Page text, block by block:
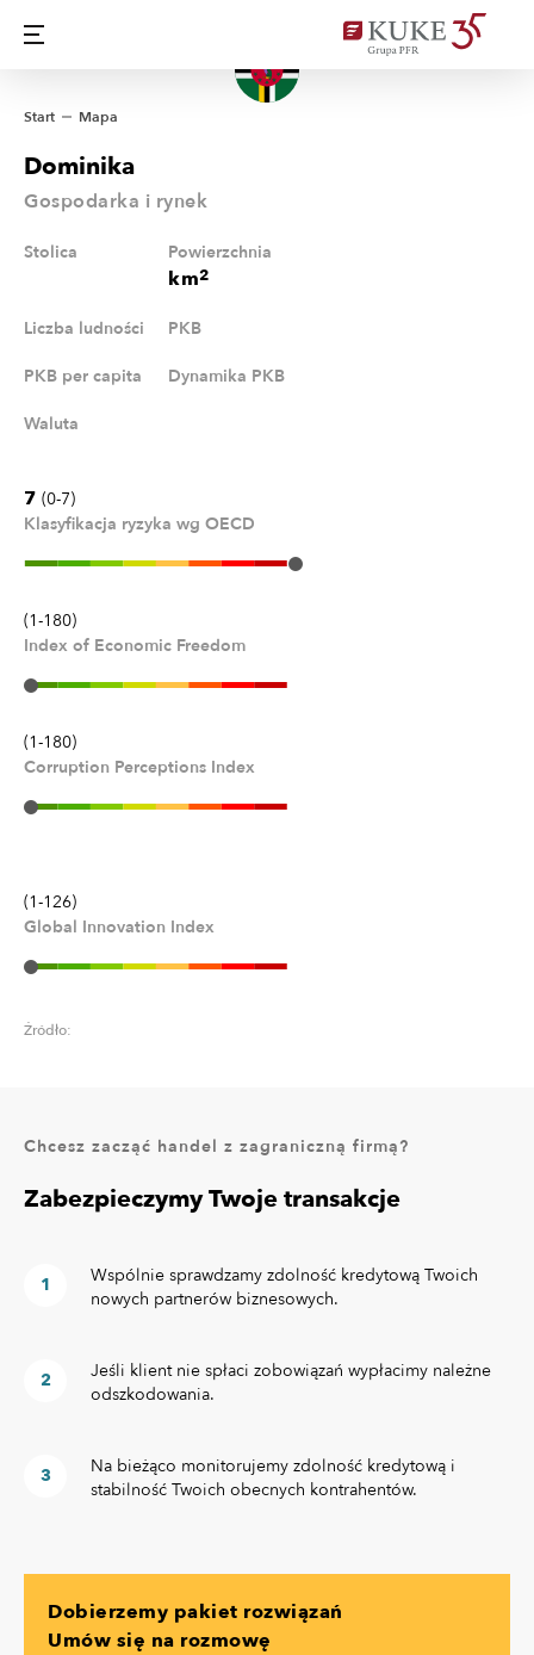
Start Mapa
Dominika
Gospodarka i rynek
Stolica
km2
Powierzchnia
Liczba ludności PKB
PKB per capita Dynamika PKB
Waluta
7 (0-7)
Klasyfikacja ryzyka wg OECD
(1-180)
Corruption Perceptions Index
(1-126)
Global Innovation Index
(1-180)
Index of Economic Freedom
Źródło:
Chcesz zacząć handel z zagraniczną firmą?
Zabezpieczymy Twoje transakcje
Wspólnie sprawdzamy zdolność kredytową Twoich
nowych partnerów biznesowych.
Jeśli klient nie spłaci zobowiązań wypłacimy należne
odszkodowania.
Na bieżąco monitorujemy zdolność kredytową i
stabilność Twoich obecnych kontrahentów.
Dobierzemy pakiet rozwiązań
Umów się na rozmowę